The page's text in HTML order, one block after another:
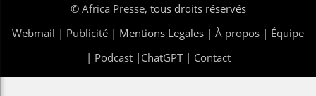
© Africa Presse, tous droits réservés
Webmail | Publicité | Mentions Legales | À propos | Équipe
| Podcast| ChatGPT| Contact